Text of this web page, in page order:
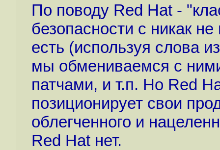
По поводу Red Hat -
безопасности с никак
есть (используя слова
мы обмениваемся с
патчами, и т.п. Но Red
позиционирует свои
облегченного и
Red Hat нет.